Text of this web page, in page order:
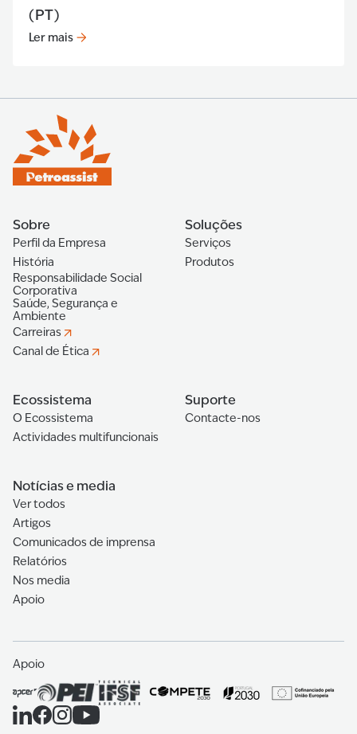
(PT)
Ler mais
Ler mais:Motortec 2017: 'Yet another success' (PT)
Sobre
Perfil da Empresa
História
Responsabilidade Social
Corporativa
Saúde, Segurança e
Ambiente
Carreiras
Canal de Ética
Soluções
Serviços
Produtos
Ecossistema
O Ecossistema
Actividades multifuncionais
Suporte
Contacte-nos
Notícias e media
Ver todos
Artigos
Comunicados de imprensa
Relatórios
Nos media
Apoio
Apoio